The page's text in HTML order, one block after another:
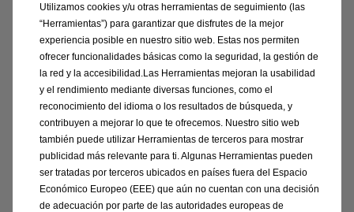
diciembre de 2008 al 10 de enero de 2017) y Chevrolet
Trax (del 12 de noviembre de 2012 al 31 de agosto de
2015).
*Si su vehículo esta afectado por la campaña
recuperación Takata y está interesado en reparación
en su domicilio, le informamos que sus datos serán
tratados por nuestro socio FORMEL-D con CIF-
B62354253 para llevar a cabo la reparación solicitada
en el lugar que nos haya indicado.
Utilizamos cookies y/u otras herramientas de seguimiento (las
“Herramientas”) para garantizar que disfrutes de la mejor
experiencia posible en nuestro sitio web. Estas nos permiten
ofrecer funcionalidades básicas como la seguridad, la gestión de
la red y la accesibilidad.Las Herramientas mejoran la usabilidad
y el rendimiento mediante diversas funciones, como el
reconocimiento del idioma o los resultados de búsqueda, y
contribuyen a mejorar lo que te ofrecemos. Nuestro sitio web
también puede utilizar Herramientas de terceros para mostrar
publicidad más relevante para ti. Algunas Herramientas pueden
ser tratadas por terceros ubicados en países fuera del Espacio
Económico Europeo (EEE) que aún no cuentan con una decisión
de adecuación por parte de las autoridades europeas de